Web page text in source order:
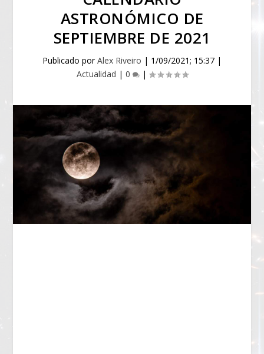
ASTRONÓMICO DE
SEPTIEMBRE DE 2021
Publicado porAlex Riveiro | 1/09/2021; 15:37 |
Actualidad | 0 |